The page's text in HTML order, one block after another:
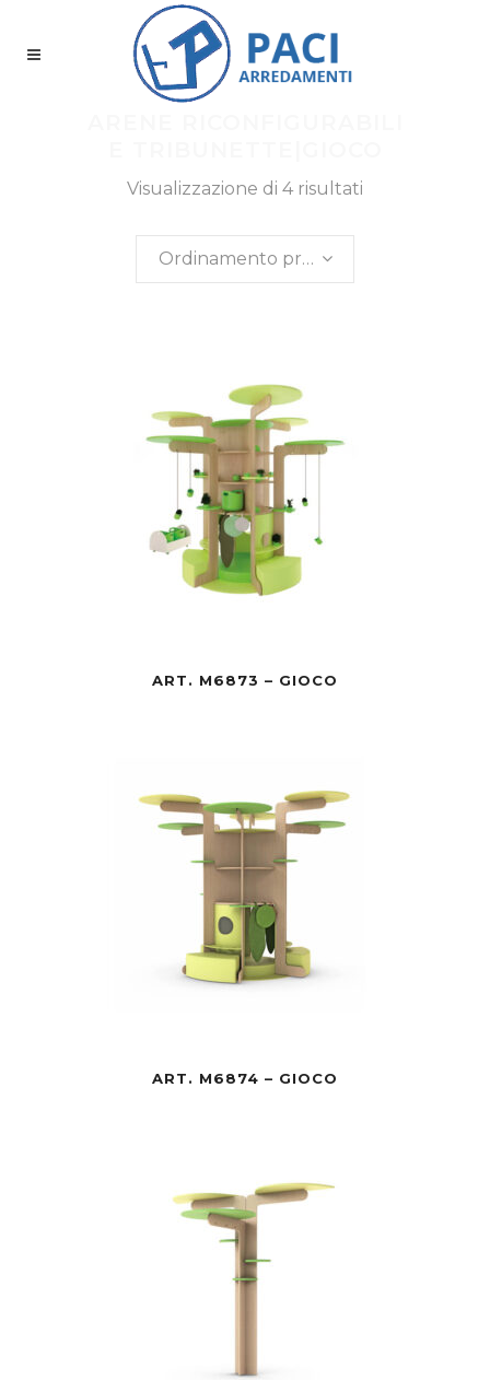
Visualizzazione di 4 risultati
Ordinamento predefinito
ART. M6873 – GIOCO
ART. M6874 – GIOCO